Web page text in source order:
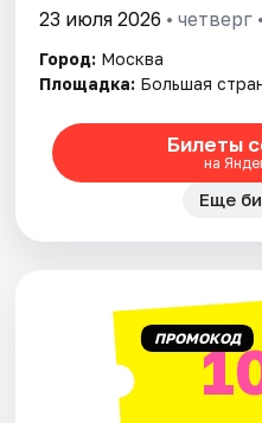
Рейтинги
23 июля 2026 • четверг
Город: Москва
Площадка: Большая
Билеты
на
Еще
ПРОМОКОД